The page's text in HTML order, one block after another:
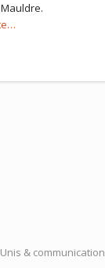
& communication